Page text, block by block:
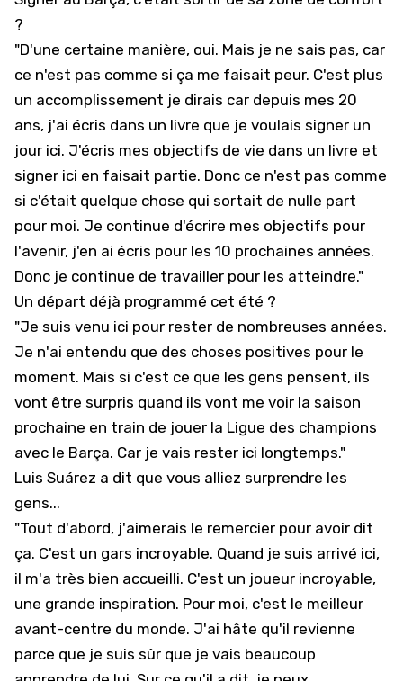
?
"D'une certaine manière, oui. Mais je ne sais pas, car
ce n'est pas comme si ça me faisait peur. C'est plus
un accomplissement je dirais car depuis mes 20
ans, j'ai écris dans un livre que je voulais signer un
jour ici. J'écris mes objectifs de vie dans un livre et
signer ici en faisait partie. Donc ce n'est pas comme
si c'était quelque chose qui sortait de nulle part
pour moi. Je continue d'écrire mes objectifs pour
l'avenir, j'en ai écris pour les 10 prochaines années.
Donc je continue de travailler pour les atteindre."
Un départ déjà programmé cet été ?
"Je suis venu ici pour rester de nombreuses années.
Je n'ai entendu que des choses positives pour le
moment. Mais si c'est ce que les gens pensent, ils
vont être surpris quand ils vont me voir la saison
prochaine en train de jouer la Ligue des champions
avec le Barça. Car je vais rester ici longtemps."
Luis Suárez a dit que vous alliez surprendre les
gens...
"Tout d'abord, j'aimerais le remercier pour avoir dit
ça. C'est un gars incroyable. Quand je suis arrivé ici,
il m'a très bien accueilli. C'est un joueur incroyable,
une grande inspiration. Pour moi, c'est le meilleur
avant-centre du monde. J'ai hâte qu'il revienne
parce que je suis sûr que je vais beaucoup